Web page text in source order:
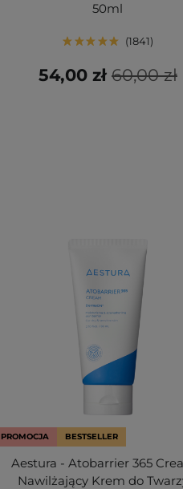
50ml
1841
60,00 zł
54,00 zł
PROMOCJA BESTSELLER
Aestura - Atobarrier 365
Nawilżający Krem do